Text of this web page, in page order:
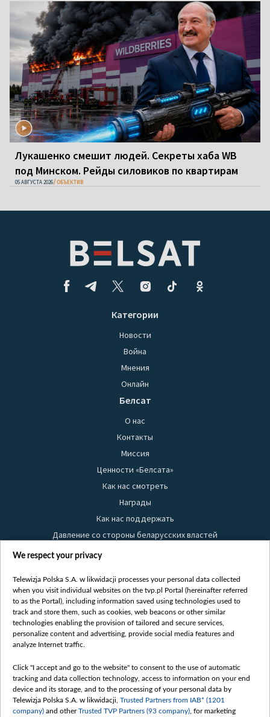
Лукашенко смешит людей. Секреты хаба WB
под Минском. Рейды силовиков по квартирам
05 АВГУСТА 2026 ОБЪЕКТИВ
Категории
Новости
Война
Мнения
Онлайн
Белсат
О нас
Контакты
Миссия
Ценности «Белсата»
Как нас смотреть
Награды
Как нас поддержать
Давление со стороны беларусских властей
Правила использования материалов
Безопасность
Youtube
Белсат news
Белсат Life
Belsat English
Biełsat PL
Белсат Now
We respect your privacy
Telewizja Polska S.A. w likwidacji processes your personal data collected
when you visit individual websites on the tvp.pl Portal (hereinafter referred
to as the Portal), including information saved using technologies used to
track and store them, such as cookies, web beacons or other similar
technologies enabling the provision of tailored and secure services,
personalize content and advertising, provide social media features and
analyze Internet traffic.
Click "I accept and go to the website" to consent to the use of automatic
tracking and data collection technology, access to information on your end
device and its storage, and to the processing of your personal data by
Telewizja Polska S.A. w likwidacji, Trusted Partners from IAB* (1201
company) and otherTrusted TVP Partners (93 company) , for marketing